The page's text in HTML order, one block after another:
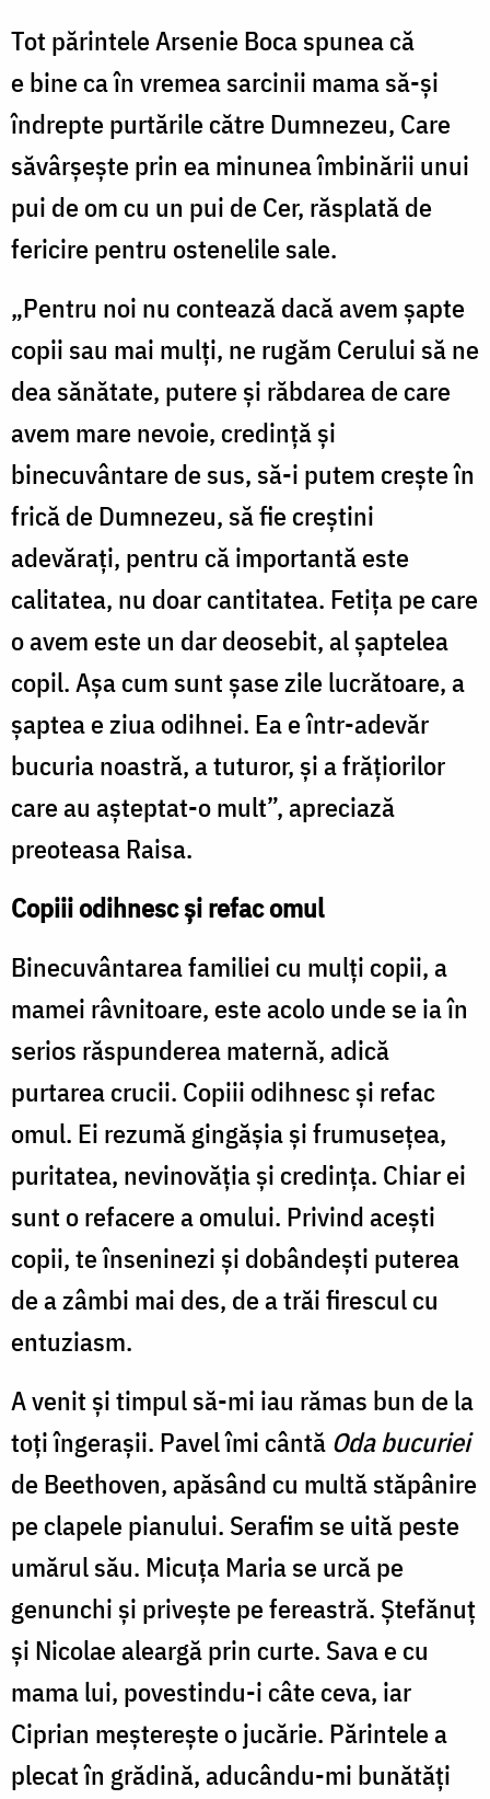
Tot părintele Arsenie Boca spunea că
e bine ca în vremea sarcinii mama să-și
îndrepte purtările către Dumnezeu, Care
săvârșește prin ea minunea îmbinării unui
pui de om cu un pui de Cer, răsplată de
fericire pentru ostenelile sale.
„Pentru noi nu contează dacă avem șapte
copii sau mai mulți, ne rugăm Cerului să ne
dea sănătate, putere și răbdarea de care
avem mare nevoie, credință și
binecuvântare de sus, să-i putem crește în
frică de Dumnezeu, să fie creștini
adevărați, pentru că importantă este
calitatea, nu doar cantitatea. Fetița pe care
o avem este un dar deosebit, al șaptelea
copil. Așa cum sunt șase zile lucrătoare, a
șaptea e ziua odihnei. Ea e într-adevăr
bucuria noastră, a tuturor, și a frățiorilor
care au așteptat-o mult”, apreciază
preoteasa Raisa.
Copiii odihnesc și refac omul
Binecuvântarea familiei cu mulți copii, a
mamei râvnitoare, este acolo unde se ia în
serios răspunderea maternă, adică
purtarea crucii. Copiii odihnesc și refac
omul. Ei rezumă gingășia și frumusețea,
puritatea, nevinovăția și credința. Chiar ei
sunt o refacere a omului. Privind acești
copii, te înseninezi și dobândești puterea
de a zâmbi mai des, de a trăi firescul cu
entuziasm.
A venit și timpul să-mi iau rămas bun de la
toți îngerașii. Pavel îmi cântă Oda bucuriei
de Beethoven, apăsând cu multă stăpânire
pe clapele pianului. Serafim se uită peste
umărul său. Micuța Maria se urcă pe
genunchi și privește pe fereastră. Ștefănuț
și Nicolae aleargă prin curte. Sava e cu
mama lui, povestindu-i câte ceva, iar
Ciprian meșterește o jucărie. Părintele a
plecat în grădină, aducându-mi bunătăți